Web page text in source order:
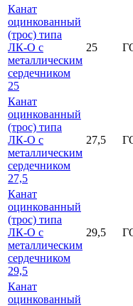
Канат
оцинкованный
(трос) типа
ЛК-О с
металлическим
сердечником
25
25
Канат
оцинкованный
(трос) типа
ЛК-О с
металлическим
сердечником
27,5
27,5
Канат
оцинкованный
(трос) типа
ЛК-О с
металлическим
сердечником
29,5
29,5
Канат
оцинкованный